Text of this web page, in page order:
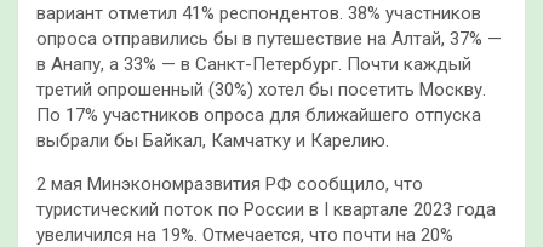
вариант отметил 41% респондентов. 38% участников
опроса отправились бы в путешествие на Алтай, 37% —
в Анапу, а 33% — в Санкт-Петербург. Почти каждый
третий опрошенный (30%) хотел бы посетить Москву.
По 17% участников опроса для ближайшего отпуска
выбрали бы Байкал, Камчатку и Карелию.
2 мая Минэкономразвития РФ сообщило, что
туристический поток по России в I квартале 2023 года
увеличился на 19%. Отмечается, что почти на 20%